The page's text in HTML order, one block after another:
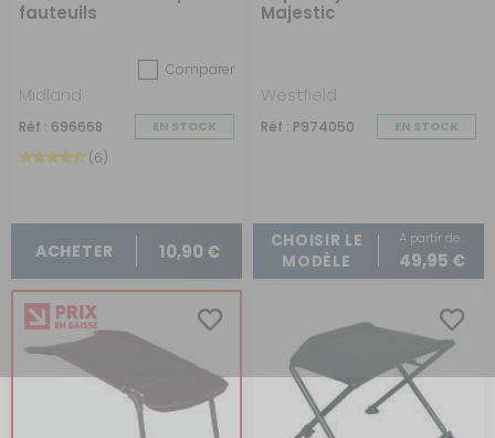
fauteuils
Comparer
Midland
Réf : 696668 EN STOCK
(6)
ACHETER 10,90 €
Majestic
Westfield
Réf : P974050 EN STOCK
CHOISIR LE
MODÈLE
A partir de :
49,95 €